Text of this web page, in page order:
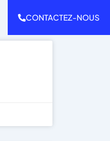
CONTACTEZ-NOUS